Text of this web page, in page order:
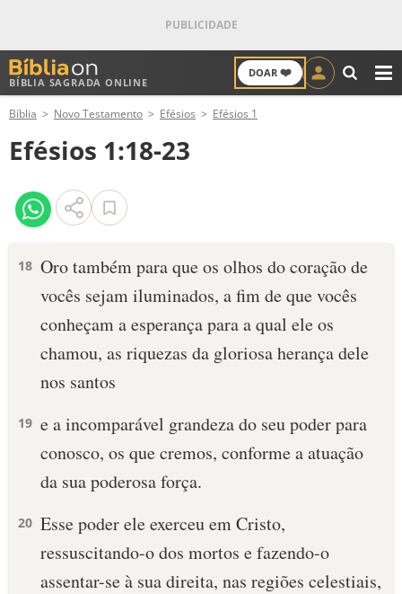
BÍBLIA SAGRADA ONLINE
DOAR ❤️
ANTIGO TESTAMENTO
NOVO TESTAMENTO
VERSÍCULOS
PALAVRA DO DIA
SALMO DO DIA
DEVOCIONAL DIÁRIO
10 MANDAMENTOS
ESTUDOS BÍBLICOS
ESBOÇOS DE PREGAÇÃO
Bíblia Novo Testamento Efésios Efésios 1
Efésios 1:18-23
18 Oro também para que os olhos do coração de
vocês sejam iluminados, a fim de que vocês
conheçam a esperança para a qual ele os
chamou, as riquezas da gloriosa herança dele
nos santos
19 e a incomparável grandeza do seu poder para
conosco, os que cremos, conforme a atuação
da sua poderosa força.
20 Esse poder ele exerceu em Cristo,
ressuscitando-o dos mortos e fazendo-o
assentar-se à sua direita, nas regiões celestiais,